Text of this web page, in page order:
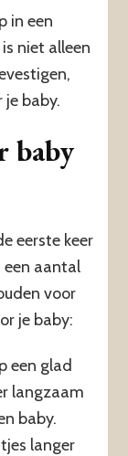
in een
niet alleen
baby.
baby
eerste keer
een aantal
voor
je baby:
een glad
langzaam
baby.
langer